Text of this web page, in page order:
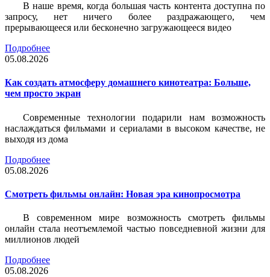
В наше время, когда большая часть контента доступна по
запросу, нет ничего более раздражающего, чем
прерывающееся или бесконечно загружающееся видео
Подробнее
05.08.2026
Как создать атмосферу домашнего кинотеатра: Больше,
чем просто экран
Современные технологии подарили нам возможность
наслаждаться фильмами и сериалами в высоком качестве, не
выходя из дома
Подробнее
05.08.2026
Смотреть фильмы онлайн: Новая эра кинопросмотра
В современном мире возможность смотреть фильмы
онлайн стала неотъемлемой частью повседневной жизни для
миллионов людей
Подробнее
05.08.2026